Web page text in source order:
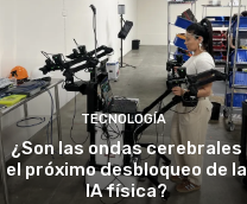
TECNOLOGÍA
¿Son las ondas cerebrales
el próximo desbloqueo de la
IA física?